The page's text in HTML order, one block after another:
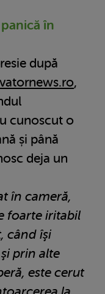
în
după
,
cunoscut o
și până
deja un
în cameră,
foarte iritabil
când îşi
prin alte
este cerut